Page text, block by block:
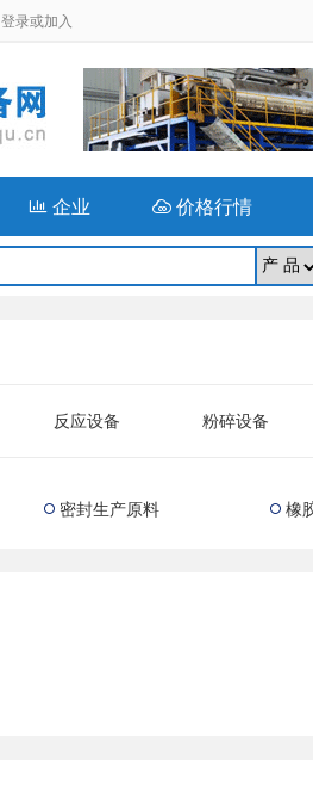
登录或加入
企业 价格行情
反应设备
粉碎设备
 密封生产原料  橡